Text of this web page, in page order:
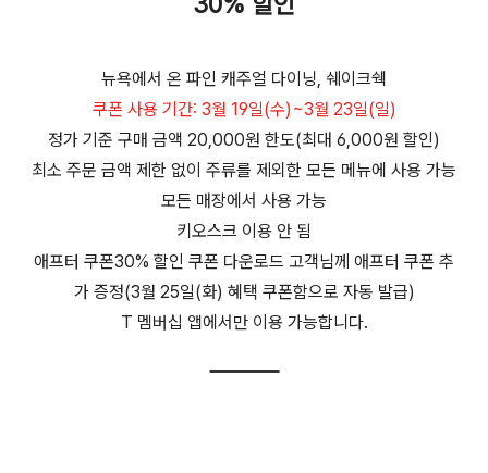
뉴욕에서 온 파인 캐주얼 다이닝, 쉐이크쉑
쿠폰 사용 기간: 3월 19일(수)~3월 23일(일)
정가 기준 구매 금액 20,000원 한도(최대 6,000원 할인)
최소 주문 금액 제한 없이 주류를 제외한 모든 메뉴에 사용 가능
모든 매장에서 사용 가능
키오스크 이용 안 됨
애프터 쿠폰30% 할인 쿠폰 다운로드 고객님께 애프터 쿠폰 추
가 증정(3월 25일(화) 혜택 쿠폰함으로 자동 발급)
T 멤버십 앱에서만 이용 가능합니다.